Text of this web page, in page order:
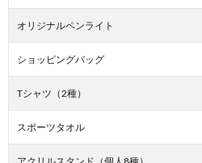
オリジナルペンライト
ショッピングバッグ
Tシャツ（2種）
スポーツタオル